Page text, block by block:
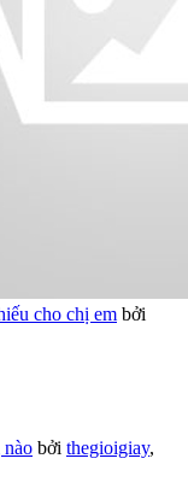
cho chị em bởi
bởi thegioigiay,